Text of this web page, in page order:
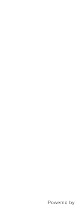
Powered by